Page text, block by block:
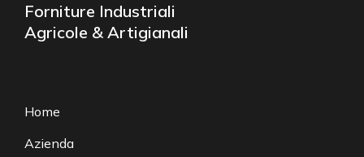
Forniture Industriali
Agricole & Artigianali
Home
Azienda